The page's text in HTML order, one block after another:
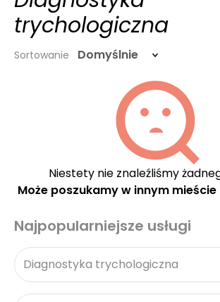
trychologiczna
Sortowanie Domyślnie
Niestety nie znaleźliśmy
Może poszukamy w innym
Najpopularniejsze usługi
Diagnostyka trychologiczna